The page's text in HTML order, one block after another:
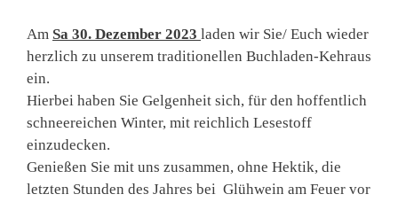
Am Sa 30. Dezember 2023 laden wir Sie/ Euch wieder
herzlich zu unserem traditionellen Buchladen-Kehraus
ein.
Hierbei haben Sie Gelgenheit sich, für den hoffentlich
schneereichen Winter, mit reichlich Lesestoff
einzudecken.
Genießen Sie mit uns zusammen, ohne Hektik, die
letzten Stunden des Jahres bei Glühwein am Feuer vor